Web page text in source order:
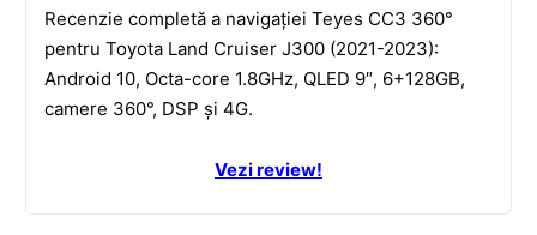
Recenzie completă a navigației Teyes CC3 360°
pentru Toyota Land Cruiser J300 (2021-2023):
Android 10, Octa-core 1.8GHz, QLED 9″, 6+128GB,
camere 360°, DSP și 4G.
Vezi review!